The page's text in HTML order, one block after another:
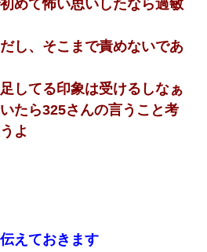
めて怖い思いしたなら過敏
し、そこまで責めないであ
してる印象は受けるしなぁ
たら325さんの言うこと考
よ
えておきます